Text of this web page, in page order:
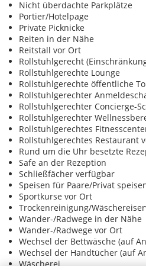
Nicht überdachte Parkplätze
Portier/Hotelpage
Private Picknicke
Reiten in der Nähe
Reitstall vor Ort
Rollstuhlgerecht
Rollstuhlgerechte Lounge
Rollstuhlgerechte öffentliche
Rollstuhlgerechter
Rollstuhlgerechter Concierge-
Rollstuhlgerechter
Rollstuhlgerechtes
Rollstuhlgerechtes Restaurant
Rund um die Uhr besetzte
Safe an der Rezeption
Schließfächer verfügbar
Speisen für Paare/Privat
Sportkurse vor Ort
Trockenreinigung/
Wander-/Radwege in der Nähe
Wander-/Radwege vor Ort
Wechsel der Bettwäsche (auf
Wechsel der Handtücher (auf
Wäscherei